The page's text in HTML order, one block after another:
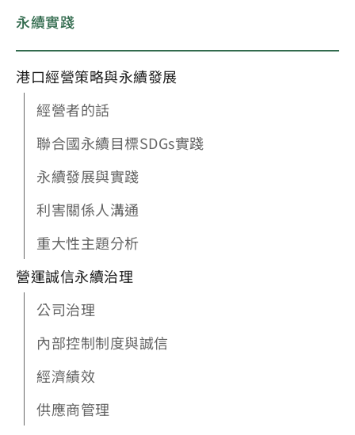
永續實踐
港口經營策略與永續發展
經營者的話
聯合國永續目標SDGs實踐
永續發展與實踐
利害關係人溝通
重大性主題分析
營運誠信永續治理
公司治理
內部控制制度與誠信
經濟績效
供應商管理